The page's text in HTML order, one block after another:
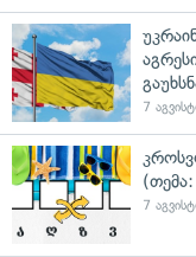
7
7